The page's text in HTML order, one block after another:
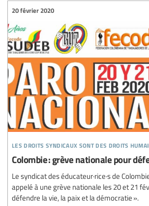
les droits syndicaux sont des droits
20 février 2020
Colombie : grève nationale pour
Le syndicat des éducateur·rice·s de
appelé à une grève nationale les 20 et 21
défendre la vie, la paix et la démocratie ».